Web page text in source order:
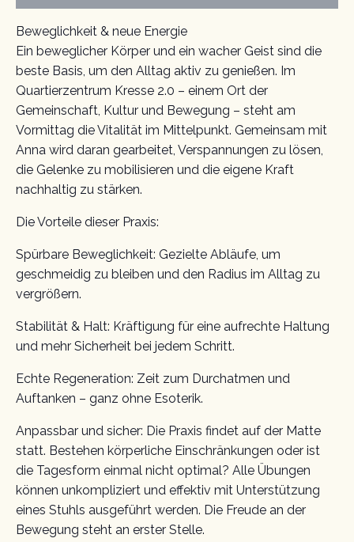
Beweglichkeit & neue Energie
Ein beweglicher Körper und ein wacher Geist sind die
beste Basis, um den Alltag aktiv zu genießen. Im
Quartierzentrum Kresse 2.0 – einem Ort der
Gemeinschaft, Kultur und Bewegung – steht am
Vormittag die Vitalität im Mittelpunkt. Gemeinsam mit
Anna wird daran gearbeitet, Verspannungen zu lösen,
die Gelenke zu mobilisieren und die eigene Kraft
nachhaltig zu stärken.
Die Vorteile dieser Praxis:
Spürbare Beweglichkeit: Gezielte Abläufe, um
geschmeidig zu bleiben und den Radius im Alltag zu
vergrößern.
Stabilität & Halt: Kräftigung für eine aufrechte Haltung
und mehr Sicherheit bei jedem Schritt.
Echte Regeneration: Zeit zum Durchatmen und
Auftanken – ganz ohne Esoterik.
Anpassbar und sicher: Die Praxis findet auf der Matte
statt. Bestehen körperliche Einschränkungen oder ist
die Tagesform einmal nicht optimal? Alle Übungen
können unkompliziert und effektiv mit Unterstützung
eines Stuhls ausgeführt werden. Die Freude an der
Bewegung steht an erster Stelle.